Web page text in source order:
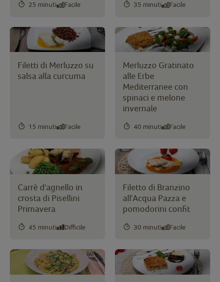
25 minuti Facile 35 minuti Facile
Filetti di Merluzzo su
salsa alla curcuma
15 minuti Facile
Merluzzo Gratinato
alle Erbe
Mediterranee con
spinaci e melone
invernale
40 minuti Facile
Carrè d'agnello in
crosta di Pisellini
Primavera
45 minuti Difficile
Filetto di Branzino
all'Acqua Pazza e
pomodorini confit
30 minuti Facile